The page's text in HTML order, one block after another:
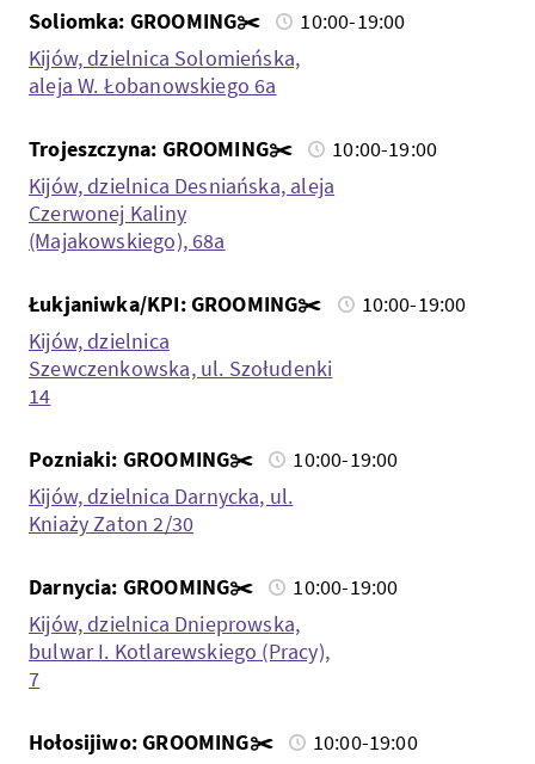
Soliomka: GROOMING✂️
10:00-19:00
Kijów, dzielnica Solomieńska,
aleja W. Łobanowskiego 6a
Trojeszczyna: GROOMING✂️
10:00-19:00
Kijów, dzielnica Desniańska, aleja
Czerwonej Kaliny
(Majakowskiego), 68a
Łukjaniwka/KPI: GROOMING✂️
10:00-19:00
Kijów, dzielnica
Szewczenkowska, ul. Szołudenki
14
Pozniaki: GROOMING✂️
10:00-19:00
Kijów, dzielnica Darnycka, ul.
Kniaży Zaton 2/30
Darnycia: GROOMING✂️
10:00-19:00
Kijów, dzielnica Dnieprowska,
bulwar I. Kotlarewskiego (Pracy),
7
Hołosijiwo: GROOMING✂️
10:00-19:00